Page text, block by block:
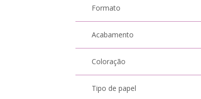
Formato
Acabamento
Coloração
Tipo de papel